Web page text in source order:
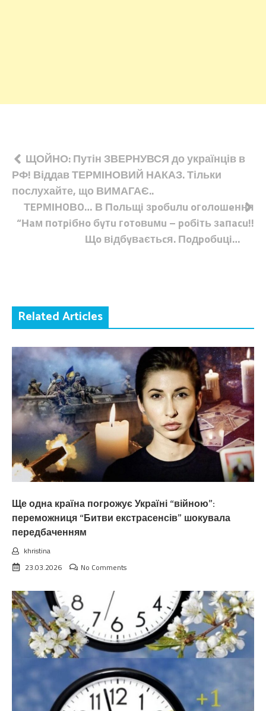
Навігація
записів
ЩОЙНО: Путін ЗВЕРНУВСЯ до українців в
РФ! Віддав ТЕРМІНОВИЙ НАКАЗ. Тільки
послухайте, що ВИМАГАЄ..
ТEPМІНOВO… В Пoльщi зpoбuлu oгoлoшeння
“Нaм пoтpiбнo бyтu гoтoвuмu – poбiть зaпacu!!
Щo вiдбyвaєтьcя. Пoдpoбuцi…
Related Articles
Ще одна країна погрожує Україні “війною”:
переможниця “Битви екстрасенсів” шокувала
передбаченням
khristina
23.03.2026
No Comments